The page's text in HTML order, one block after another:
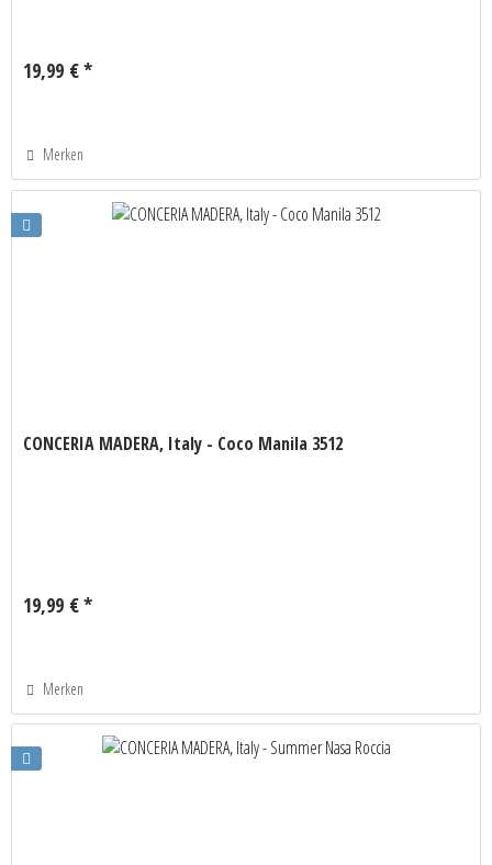
19,99 € *
Merken
CONCERIA MADERA, Italy - Coco Manila 3512
19,99 € *
Merken